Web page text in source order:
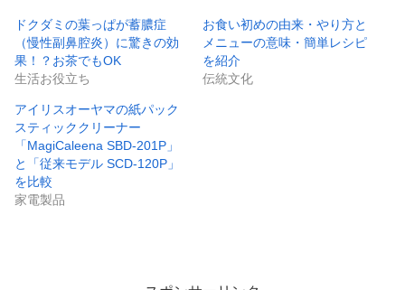
ドクダミの葉っぱが蓄膿症
（慢性副鼻腔炎）に驚きの効
果！？お茶でもOK
生活お役立ち
お食い初めの由来・やり方と
メニューの意味・簡単レシピ
を紹介
伝統文化
アイリスオーヤマの紙パック
スティッククリーナー
「MagiCaleena SBD-201P」
と「従来モデル SCD-120P」
を比較
家電製品